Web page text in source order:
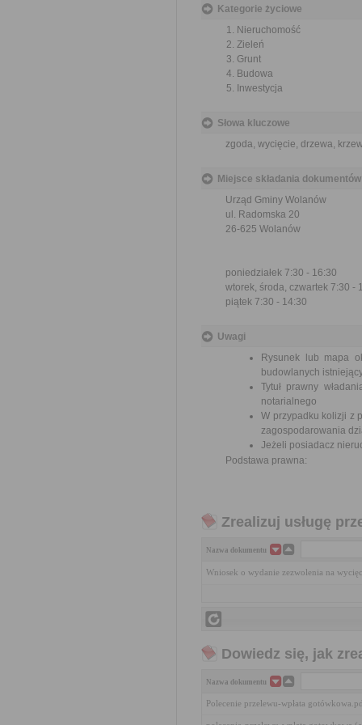
Kategorie życiowe
Nieruchomość
Zieleń
Grunt
Budowa
Inwestycja
Słowa kluczowe
zgoda, wycięcie, drzewa,
Miejsce składania dokumentów
Urząd Gminy Wolanów
ul. Radomska 20
26-625 Wolanów
poniedziałek 7:30 - 16:30
wtorek, środa, czwartek 7:30 -
piątek 7:30 - 14:30
Uwagi
Rysunek lub mapa
budowlanych
Tytuł prawny
notarialnego
W przypadku kolizji z
zagospodarowania
Jeżeli posiadacz
Podstawa prawna:
Zrealizuj usługę
Nazwa dokumentu
Wniosek o wydanie zezwolenia na
Dowiedz się, jak
Nazwa dokumentu
Polecenie przelewu-wpłata